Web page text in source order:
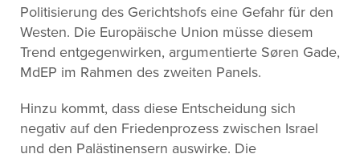
Politisierung des Gerichtshofs eine Gefahr für den
Westen. Die Europäische Union müsse diesem
Trend entgegenwirken, argumentierte Søren Gade,
MdEP im Rahmen des zweiten Panels.
Hinzu kommt, dass diese Entscheidung sich
negativ auf den Friedenprozess zwischen Israel
und den Palästinensern auswirke. Die